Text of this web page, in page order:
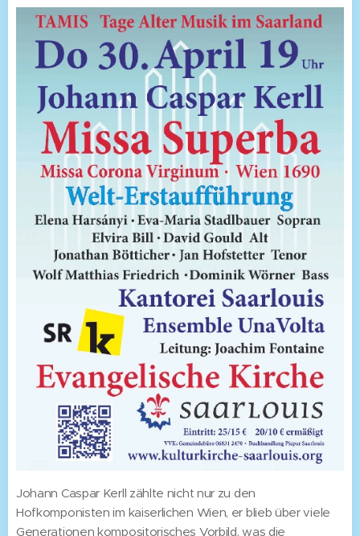
Johann Caspar Kerll zählte nicht nur zu den
Hofkomponisten im kaiserlichen Wien, er blieb über viele
Generationen kompositorisches Vorbild, was die